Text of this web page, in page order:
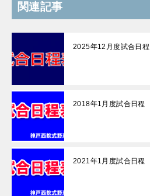
関連記事
2025年12月度試合日程
2018年1月度試合日程
2021年1月度試合日程